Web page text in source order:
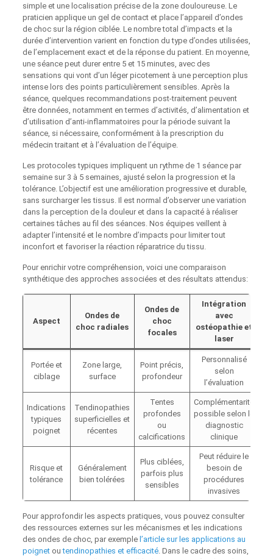
simple et une localisation précise de la zone douloureuse. Le
praticien applique un gel de contact et place l’appareil d’ondes
de choc sur la région ciblée. Le nombre total d’impacts et la
durée d’intervention varient en fonction du type d’ondes utilisées,
de l’emplacement exact et de la réponse du patient. En moyenne,
une séance peut durer entre 5 et 15 minutes, avec des
sensations qui vont d’un léger picotement à une perception plus
intense lors des points particulièrement sensibles. Après la
séance, quelques recommandations post‑traitement peuvent
être données, notamment en termes d’activités, d’alimentation et
d’utilisation d’anti-inflammatoires pour la période suivant la
séance, si nécessaire, conformément à la prescription du
médecin traitant et à l’évaluation de l’équipe.
Les protocoles typiques impliquent un rythme de 1 séance par
semaine sur 3 à 5 semaines, ajusté selon la progression et la
tolérance. L’objectif est une amélioration progressive et durable,
sans surcharger les tissus. Il est normal d’observer une variation
dans la perception de la douleur et dans la capacité à réaliser
certaines tâches au fil des séances. Nos équipes veillent à
adapter l’intensité et le nombre d’impacts pour limiter tout
inconfort et favoriser la réaction réparatrice du tissu.
Pour enrichir votre compréhension, voici une comparaison
synthétique des approches associées et des résultats attendus:
Aspect
Ondes de
choc radiales
Ondes de
choc
focales
Intégration
avec
ostéopathie et
laser
Portée et
ciblage
Zone large,
surface
Point précis,
profondeur
Personnalisé
selon
l’évaluation
Indications
typiques
poignet
Tendinopathies
superficielles et
récentes
Tentes
profondes
ou
calcifications
Complémentarité
possible selon le
diagnostic
clinique
Risque et
tolérance
Généralement
bien tolérées
Plus ciblées,
parfois plus
sensibles
Peut réduire le
besoin de
procédures
invasives
Pour approfondir les aspects pratiques, vous pouvez consulter
des ressources externes sur les mécanismes et les indications
des ondes de choc, par exemple l’article sur les applications au
poignetoutendinopathies et efficacité. Dans le cadre des soins,